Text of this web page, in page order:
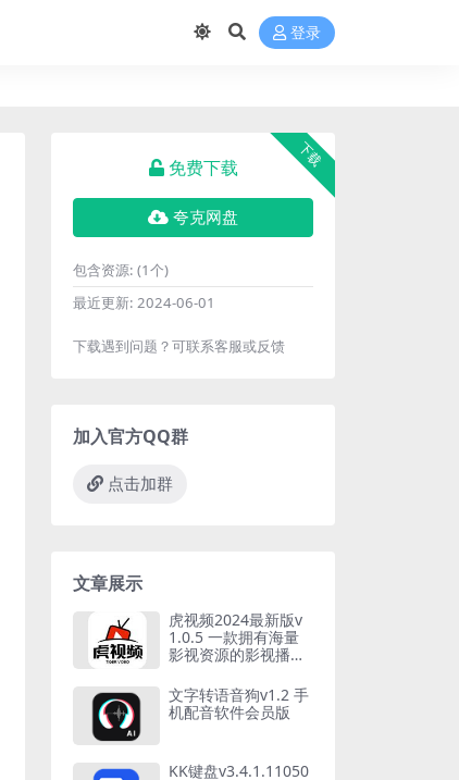
登录
下载
免费下载
夸克网盘
包含资源: (1个)
最近更新: 2024-06-01
下载遇到问题？可联系客服或反馈
加入官方QQ群
点击加群
文章展示
虎视频2024最新版v
1.0.5 一款拥有海量
影视资源的影视播放
文字转语音狗v1.2 手
机配音软件会员版
KK键盘v3.4.1.11050